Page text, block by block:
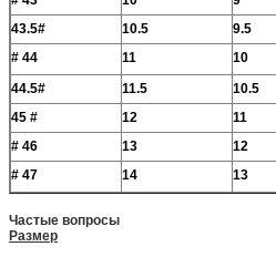
43.5#
10.5 9.5
# 44
11 10
44.5#
11.5 10.5
45 #
12 11
# 46
13 12
# 47
14 13
Частые вопросы
Размер